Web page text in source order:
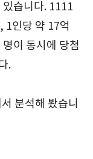
있습니다. 1111
1인당 약 17억
이 동시에 당첨
.
분석해 봤습니